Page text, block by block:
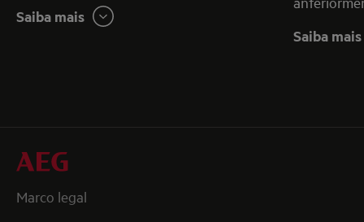
Saiba mais
Saiba mais
Marco legal